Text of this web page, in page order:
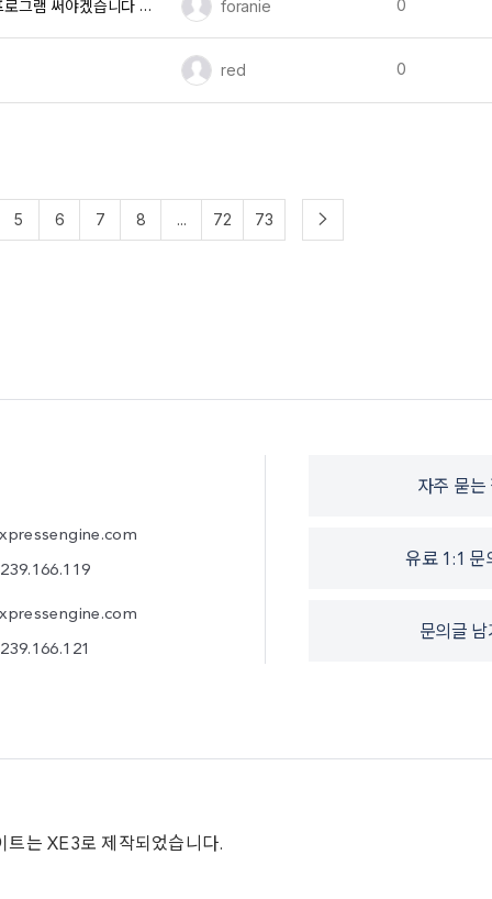
그램 써야겠습니다 [2] foranie 0
유저 이미지
red 0
5 6 7 8 ... 72 73
자주 묻는
유료 1:1 문
문의글 남
트는 XE3로 제작되었습니다.